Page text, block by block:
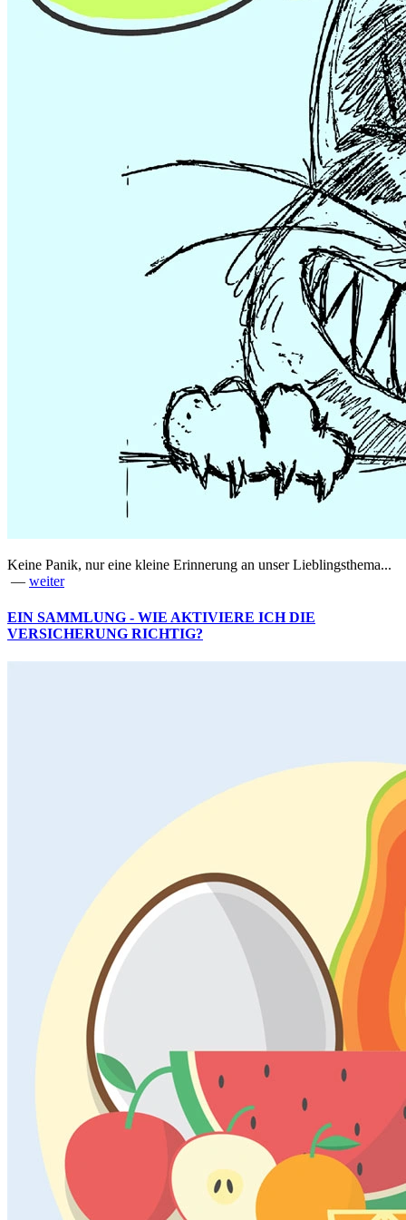
Keine Panik, nur eine kleine Erinnerung an unser Lieblingsthema...
— weiter
EIN SAMMLUNG - WIE AKTIVIERE ICH DIE
VERSICHERUNG RICHTIG?